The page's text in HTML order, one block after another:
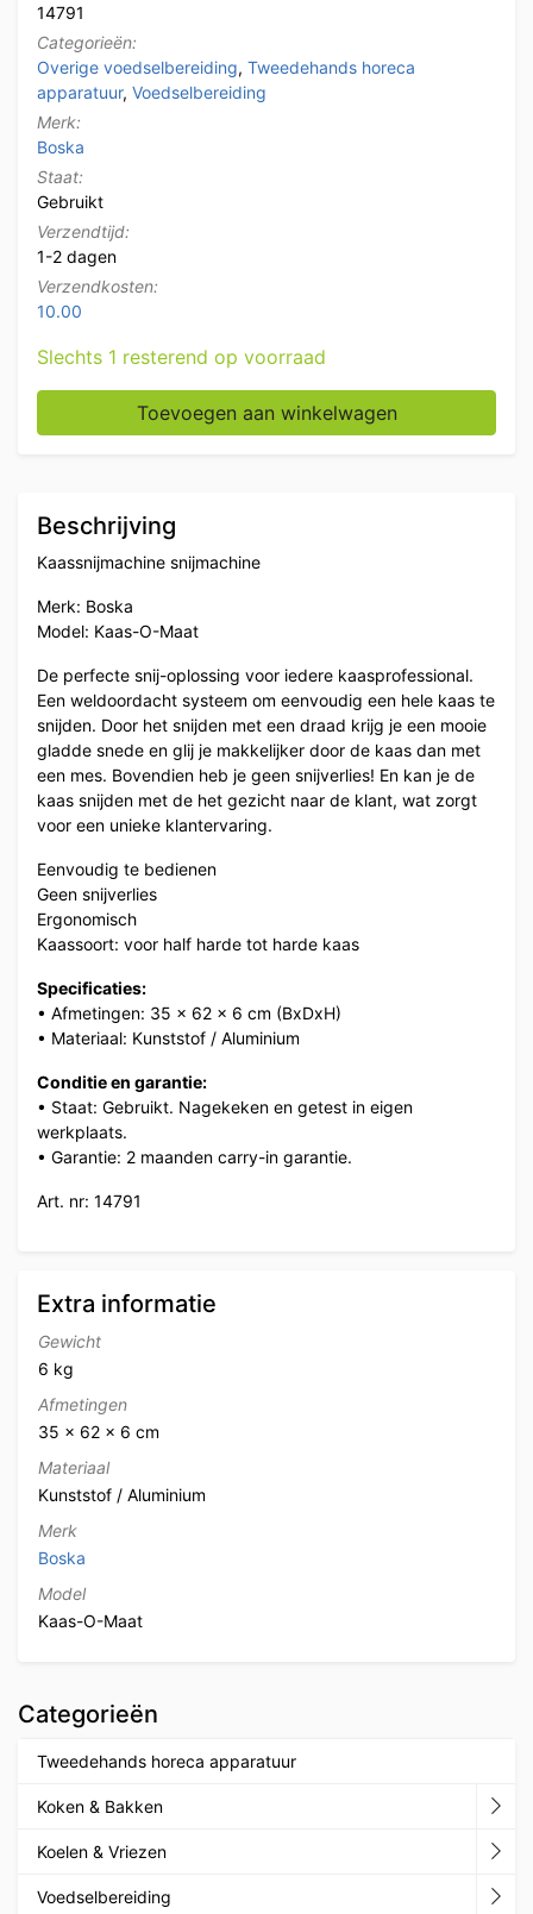
14791
Categorieën:
Overige voedselbereiding, Tweedehands horeca
apparatuur, Voedselbereiding
Merk:
Boska
Staat:
Gebruikt
Verzendtijd:
1-2 dagen
Verzendkosten:
10.00
Slechts 1 resterend op voorraad
Boska Kaas-O-Maat kaassnijmachine snijmachine
Toevoegen aan winkelwagen
Beschrijving
Kaassnijmachine snijmachine
Merk: Boska
Model: Kaas-O-Maat
De perfecte snij-oplossing voor iedere kaasprofessional.
Een weldoordacht systeem om eenvoudig een hele kaas te
snijden. Door het snijden met een draad krijg je een mooie
gladde snede en glij je makkelijker door de kaas dan met
een mes. Bovendien heb je geen snijverlies! En kan je de
kaas snijden met de het gezicht naar de klant, wat zorgt
voor een unieke klantervaring.
Eenvoudig te bedienen
Geen snijverlies
Ergonomisch
Kaassoort: voor half harde tot harde kaas
Specificaties:
• Afmetingen: 35 x 62 x 6 cm (BxDxH)
• Materiaal: Kunststof / Aluminium
Conditie en garantie:
• Staat: Gebruikt. Nagekeken en getest in eigen
werkplaats.
• Garantie: 2 maanden carry-in garantie.
Art. nr: 14791
Extra informatie
Gewicht
6 kg
Afmetingen
35 × 62 × 6 cm
Materiaal
Kunststof / Aluminium
Merk
Boska
Model
Kaas-O-Maat
Categorieën
Tweedehands horeca apparatuur
Koken & Bakken
Koelen & Vriezen
Voedselbereiding